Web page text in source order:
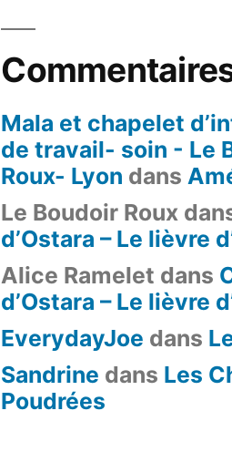
Mala et chapelet
de travail- soin - Le
Roux- Lyon dans
Le Boudoir Roux
d’Ostara – Le lièvre
Alice Ramelet dans
d’Ostara – Le lièvre
EverydayJoe dans
Sandrine dans Les
Poudrées